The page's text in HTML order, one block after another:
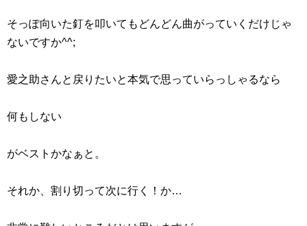
そっぽ向いた釘を叩いてもどんどん曲がっていくだけじゃ
ないですか^^;
愛之助さんと戻りたいと本気で思っていらっしゃるなら
何もしない
がベストかなぁと。
それか、割り切って次に行く！か…